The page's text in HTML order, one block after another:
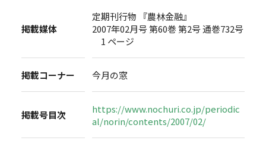
掲載媒体
定期刊行物 『農林金融』
2007年02月号 第60巻 第2号 通巻732号
1 ページ
掲載コーナー 今月の窓
掲載号目次
https://www.nochuri.co.jp/periodic
al/norin/contents/2007/02/